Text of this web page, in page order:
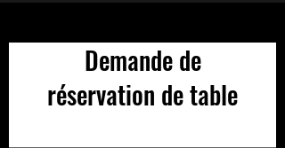
Demande de
réservation de table